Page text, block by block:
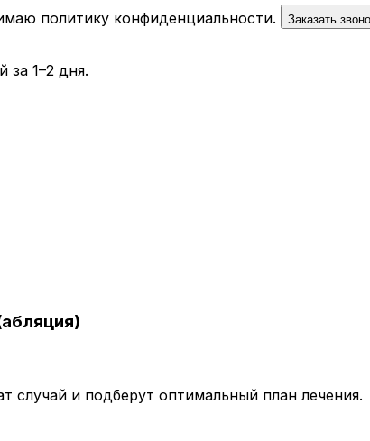
политику конфиденциальности. Заказать
1–2 дня.
и подберут оптимальный план лечения.